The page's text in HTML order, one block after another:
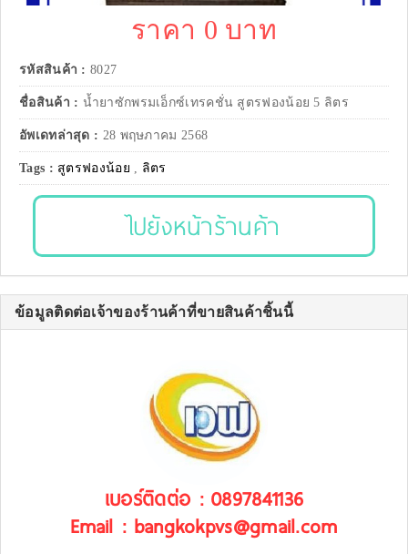
ราคา 0 บาท
รหัสสินค้า : 8027
ชื่อสินค้า : น้ำยาซักพรมเอ็กซ์เทรคชั่น สูตรฟองน้อย 5 ลิตร
อัพเดทล่าสุด : 28 พฤษภาคม 2568
Tags : สูตรฟองน้อย , ลิตร
ไปยังหน้าร้านค้า
ข้อมูลติดต่อเจ้าของร้านค้าที่ขายสินค้าชิ้นนี้
เบอร์ติดต่อ : 0897841136
Email : bangkokpvs@gmail.com